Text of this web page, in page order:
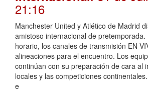
21:16
Manchester United y Atlético de Madrid
amistoso internacional de pretemporada.
horario, los canales de transmisión EN
alineaciones para el encuentro. Los
continúan con su preparación de cara al
locales y las competiciones
e